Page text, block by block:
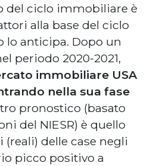
del ciclo immobiliare è
alla base del ciclo
lo anticipa. Dopo un
periodo 2020-2021,
immobiliare USA
nella sua fase
pronostico (basato
del NIESR) è quello
delle case negli
picco positivo a